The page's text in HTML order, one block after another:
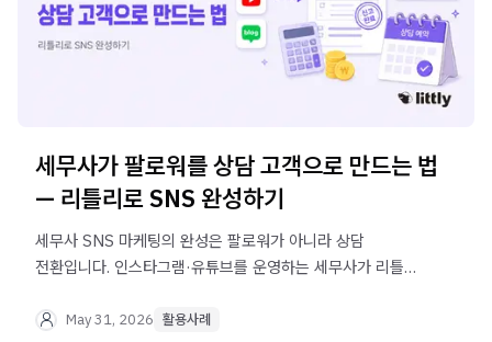
세무사가 팔로워를 상담 고객으로 만드는 법
— 리틀리로 SNS 완성하기
세무사 SNS 마케팅의 완성은 팔로워가 아니라 상담
전환입니다. 인스타그램·유튜브를 운영하는 세무사가 리틀리
안내까지 연결하는 방법을 실제 사례로 알아보세요.
May 31, 2026 활용사례